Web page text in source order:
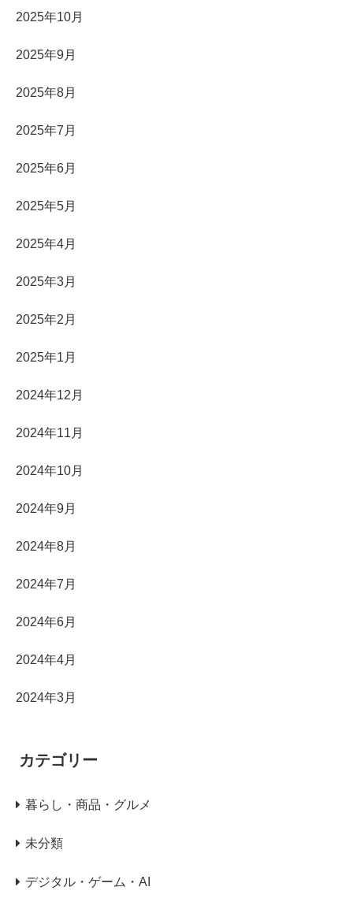
2025年10月
2025年9月
2025年8月
2025年7月
2025年6月
2025年5月
2025年4月
2025年3月
2025年2月
2025年1月
2024年12月
2024年11月
2024年10月
2024年9月
2024年8月
2024年7月
2024年6月
2024年4月
2024年3月
カテゴリー
暮らし・商品・グルメ
未分類
デジタル・ゲーム・AI